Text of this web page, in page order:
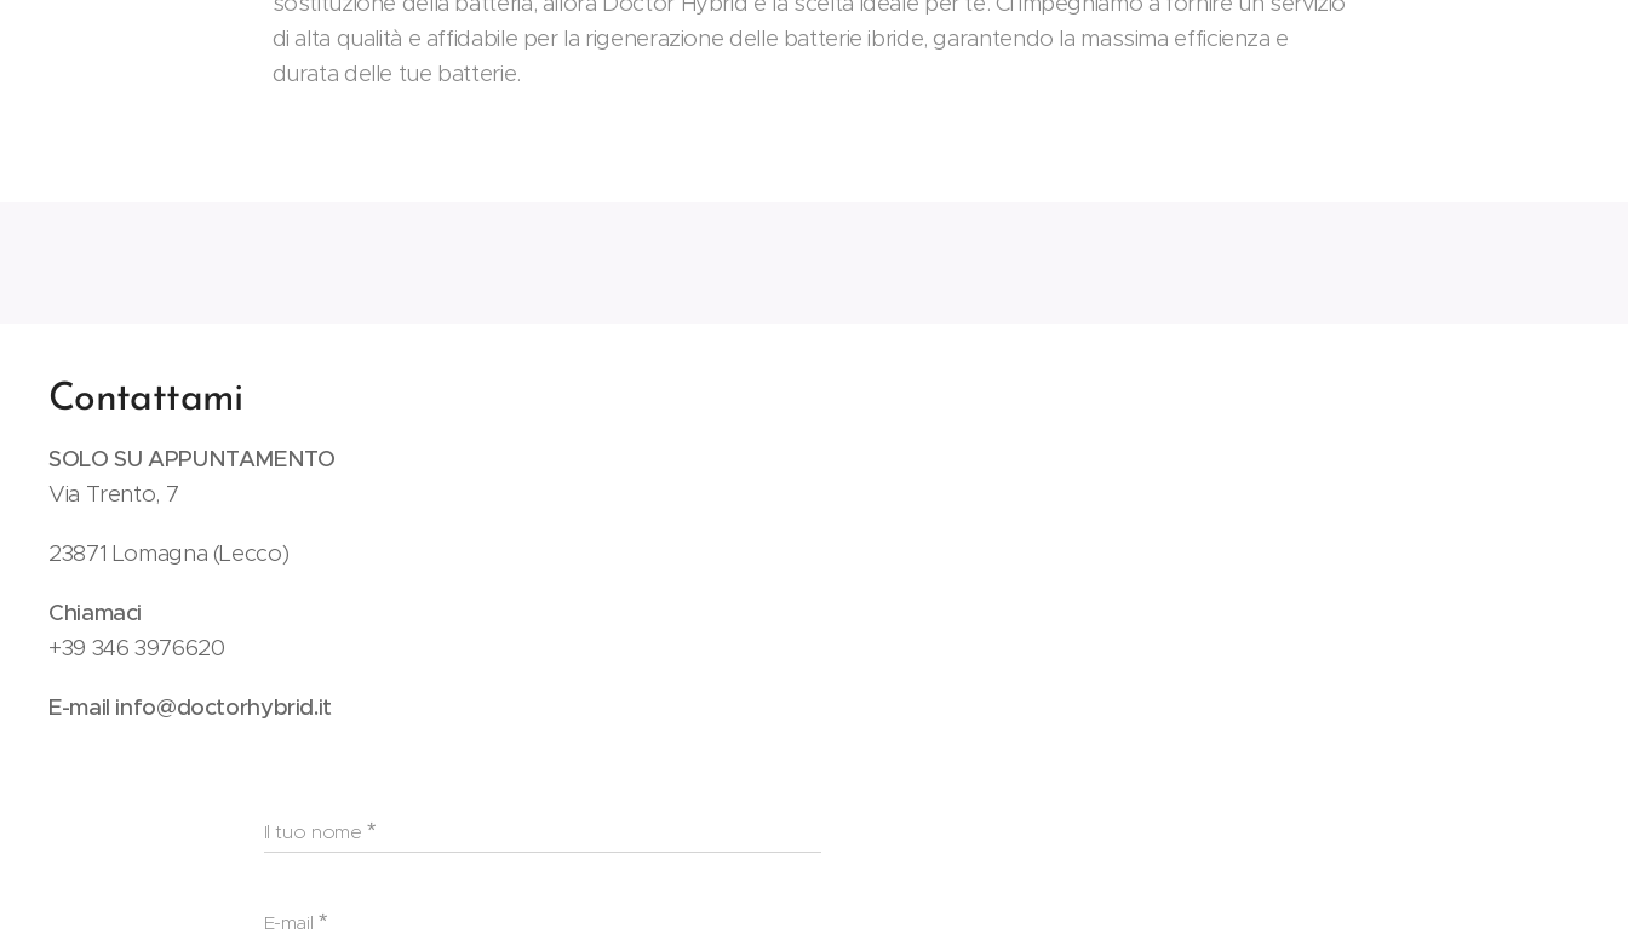
di alta qualità e affidabile per la rigenerazione delle batterie ibride, garantendo la massima efficienza e
durata delle tue batterie.
Contattami
SOLO SU APPUNTAMENTO
Via Trento, 7
23871 Lomagna (Lecco)
Chiamaci
+39 346 3976620
E-mail info@doctorhybrid.it
Il tuo nome
E-mail